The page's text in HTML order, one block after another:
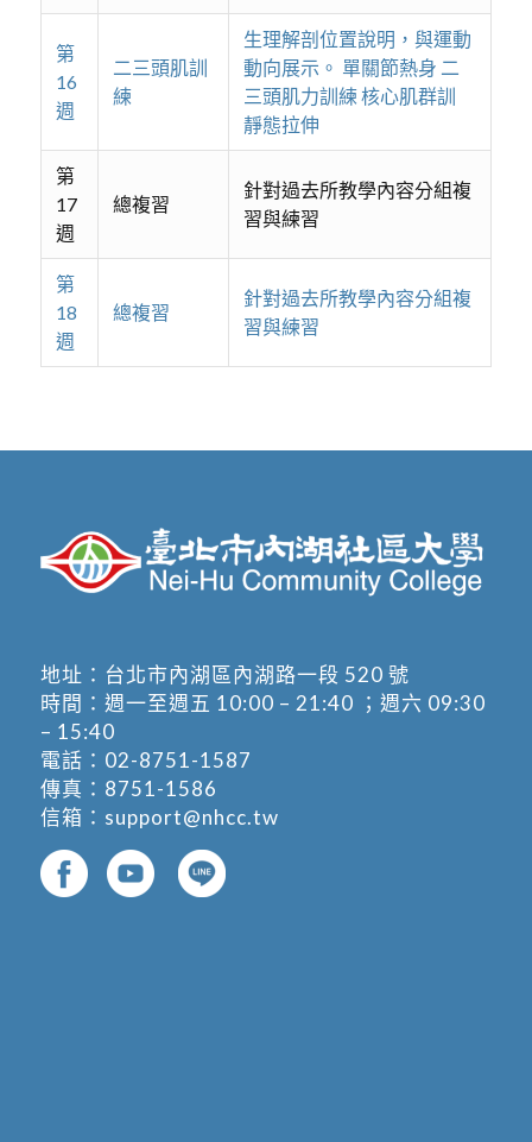
第
16
週
二三頭肌訓
練
生理解剖位置說明，與運動
動向展示。 單關節熱身 二
三頭肌力訓練 核心肌群訓
靜態拉伸
第
17
週
總複習
針對過去所教學內容分組複
習與練習
第
18
週
總複習
針對過去所教學內容分組複
習與練習
地址： 台北市內湖區內湖路一段 520 號
時間：週一至週五 10:00 – 21:40 ；週六 09:30
– 15:40
電話： 02-8751-1587
傳真：8751-1586
信箱： support@nhcc.tw